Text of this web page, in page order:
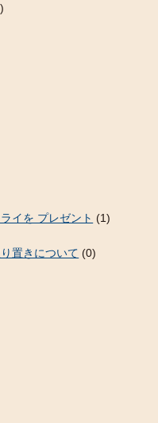
イを プレゼント (1)
置きについて (0)